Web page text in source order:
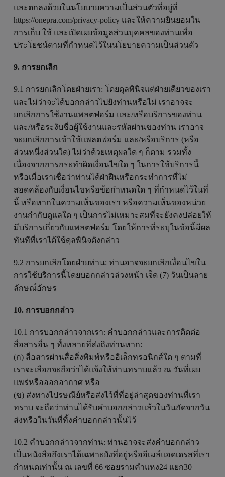
และตกลงด้วยในนโยบายความเป็นส่วนตัวที่อยู่ที่
https://onepra.com/privacy-policy และให้ความยินยอมใน
การเก็บ ใช้ และเปิดเผยข้อมูลส่วนบุคคลของท่านเพื่อ
ประโยชน์ตามที่กำหนดไว้ในนโยบายความเป็นส่วนตัว
9. การยกเลิก
9.1 การยกเลิกโดยฝ่ายเรา: โดยดุลพินิจแต่ฝ่ายเดียวของเรา
และไม่ว่าจะได้บอกกล่าวไปยังท่านหรือไม่ เราอาจจะ
ยกเลิกการใช้งานแพลตฟอร์ม และ/หรือบริการของท่าน
และ/หรือระงับชื่อผู้ใช้งานและรหัสผ่านของท่าน เราอาจ
จะยกเลิกการเข้าใช้แพลตฟอร์ม และ/หรือบริการ (หรือ
ส่วนหนึ่งส่วนใด) ไม่ว่าด้วยเหตุผลใด ๆ ก็ตาม รวมทั้ง
เนื่องจากการกระทำผิดเงื่อนไขใด ๆ ในการใช้บริการนี้
หรือเมื่อเราเชื่อว่าท่านได้ฝ่าฝืนหรือกระทำการที่ไม่
สอดคล้องกับเงื่อนไขหรือข้อกำหนดใด ๆ ที่กำหนดไว้ในที่
นี้ หรือหากในความเห็นของเรา หรือความเห็นของหน่วย
งานกำกับดูแลใด ๆ เป็นการไม่เหมาะสมที่จะยังคงปล่อยให้
มีบริการเกี่ยวกับแพลตฟอร์ม โดยให้การที่ระบุในข้อนี้มีผล
ทันทีที่เราได้ใช้ดุลพินิจดังกล่าว
9.2 การยกเลิกโดยฝ่ายท่าน: ท่านอาจจะยกเลิกเงื่อนไขใน
การใช้บริการนี้โดยบอกกล่าวล่วงหน้า เจ็ด (7) วันเป็นลาย
ลักษณ์อักษร
10. การบอกกล่าว
10.1 การบอกกล่าวจากเรา: คำบอกกล่าวและการติดต่อ
สื่อสารอื่น ๆ ทั้งหลายที่ส่งถึงท่านหาก:
(ก) สื่อสารผ่านสื่อสิ่งพิมพ์หรืออิเล็กทรอนิกส์ใด ๆ ตามที่
เราจะเลือกจะถือว่าได้แจ้งให้ท่านทราบแล้ว ณ วันที่เผย
แพร่หรือออกอากาศ หรือ
(ข) ส่งทางไปรษณีย์หรือส่งไว้ที่ที่อยู่ล่าสุดของท่านที่เรา
ทราบ จะถือว่าท่านได้รับคำบอกกล่าวแล้วในวันถัดจากวัน
ส่งหรือในวันที่ทิ้งคำบอกกล่าวนั้นไว้
10.2 คำบอกกล่าวจากท่าน: ท่านอาจจะส่งคำบอกกล่าว
เป็นหนังสือถึงเราได้เฉพาะยังที่อยู่หรืออีเมล์แอดเดรสที่เรา
กำหนดเท่านั้น ณ เลขที่ 66 ซอยรามคำแหง24 แยก30